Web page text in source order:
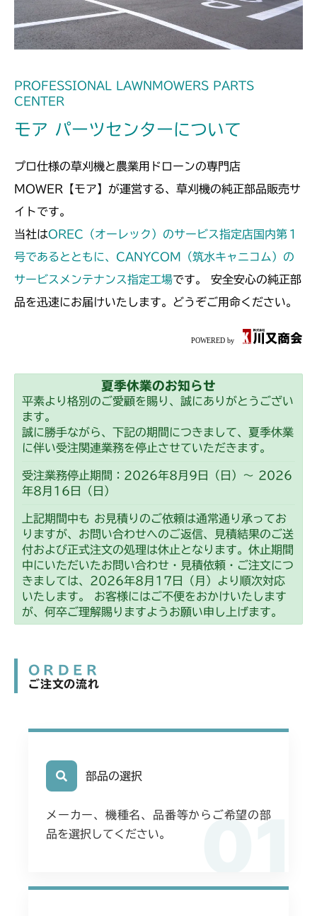
本体 FIG18 ステアリングASSY
本体 FIG18 ステアリング
CMX224
本体 FIG23 ステアリング
CMX227
本体 FIG22 ステアリング
CMX251
CMX253
本体 FIG22 ステアリング
CMX2202RC
本体 FIG30 ステアリング(Asia)
本体 FIG31 ステアリング
CMX2202YCV/YCS
本体 FIG21 ステアリング
CMX2504
本体 FIG20 ステアリング
PROFESSIONAL LAWNMOWERS PARTS
CENTER
モア パーツセンターについて
プロ仕様の草刈機と農業用ドローンの専門店
MOWER【モア】が運営する、草刈機の純正部品販売サ
イトです。
当社はOREC（オーレック）のサービス指定店国内第１
号であるとともに、CANYCOM（筑水キャニコム）の
サービスメンテナンス指定工場です。 安全安心の純正部
品を迅速にお届けいたします。どうぞご用命ください。
夏季休業のお知らせ
平素より格別のご愛顧を賜り、誠にありがとうござい
ます。
誠に勝手ながら、下記の期間につきまして、夏季休業
に伴い受注関連業務を停止させていただきます。
受注業務停止期間：2026年8月9日（日）～ 2026
年8月16日（日）
上記期間中も お見積りのご依頼は通常通り承ってお
りますが、お問い合わせへのご返信、見積結果のご送
付および正式注文の処理は休止となります。休止期間
中にいただいたお問い合わせ・見積依頼・ご注文につ
きましては、2026年8月17日（月）より順次対応
いたします。 お客様にはご不便をおかけいたします
が、何卒ご理解賜りますようお願い申し上げます。
ORDER
ご注文の流れ
01
部品の選択
メーカー、機種名、品番等からご希望の部
品を選択してください。